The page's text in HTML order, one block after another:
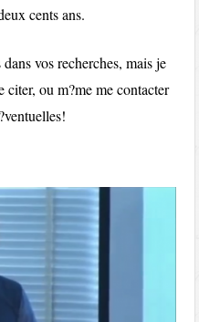
cents ans.
vos recherches, mais je
citer, ou m?me me contacter